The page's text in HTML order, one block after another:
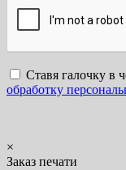
Ставя галочку в
обработку
×
Заказ печати